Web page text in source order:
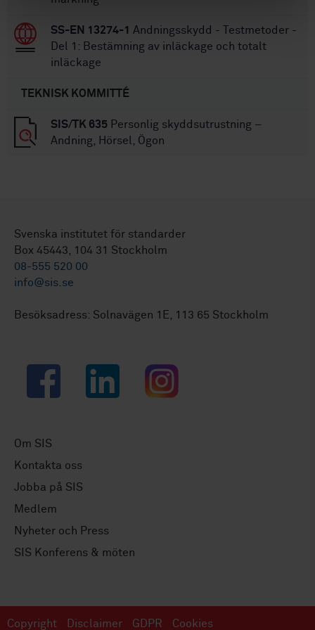
SS-EN 13274-1
Andningsskydd - Testmetoder -
Del 1: Bestämning av inläckage och totalt
inläckage
TEKNISK KOMMITTÉ
SIS/TK 635 Personlig skyddsutrustning –
Andning, Hörsel, Ögon
Svenska institutet för standarder
Box 45443, 104 31 Stockholm
08-555 520 00
info@sis.se
Besöksadress: Solnavägen 1E, 113 65 Stockholm
Facebook LinkedIn Instagram
Om SIS
Kontakta oss
Jobba på SIS
Medlem
Nyheter och Press
SIS Konferens & möten
Copyright Disclaimer GDPR Cookies